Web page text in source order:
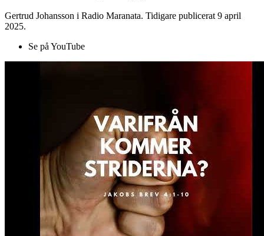
Gertrud Johansson i Radio Maranata. Tidigare publicerat 9 april
2025.
Se på YouTube